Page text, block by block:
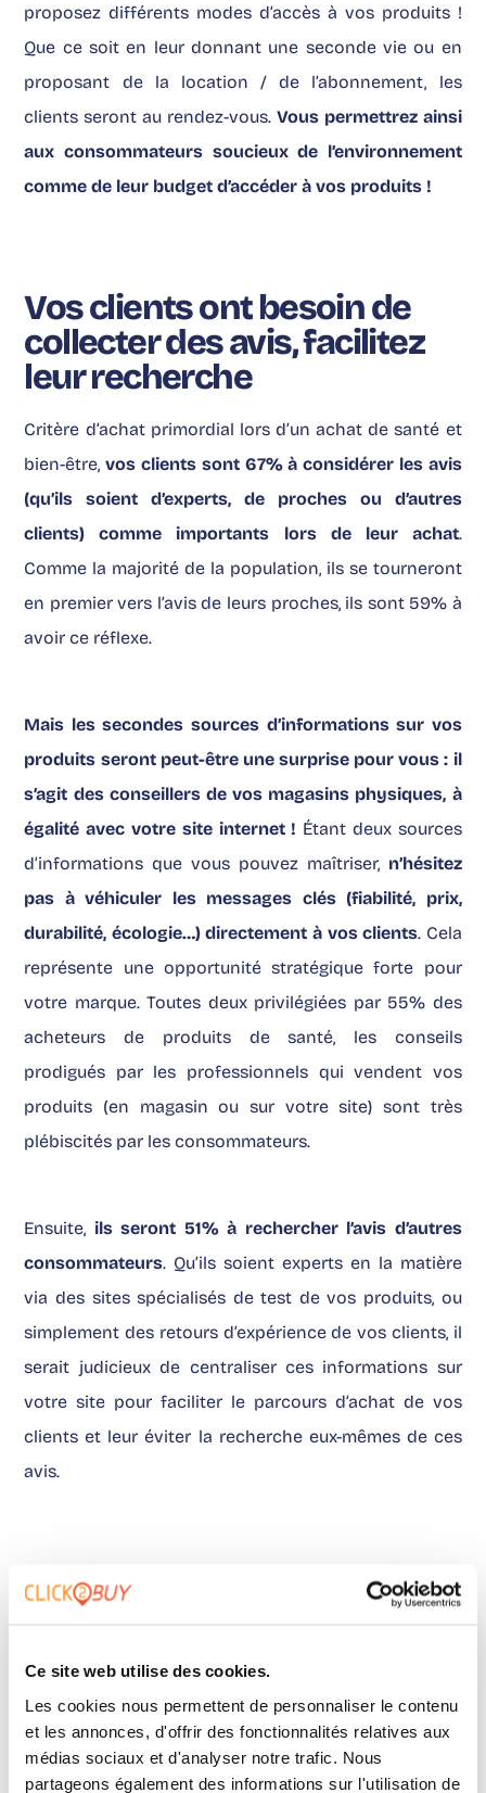
Ce site web utilise des cookies.
Les cookies nous permettent de personnaliser le contenu
et les annonces, d'offrir des fonctionnalités relatives aux
médias sociaux et d'analyser notre trafic. Nous
partageons également des informations sur l'utilisation de
proposez différents modes d’accès à vos produits !
Que ce soit en leur donnant une seconde vie ou en
proposant de la location / de l’abonnement, les
clients seront au rendez-vous. Vous permettrez ainsi
aux consommateurs soucieux de l’environnement
comme de leur budget d’accéder à vos produits !
Vos clients ont besoin de
collecter des avis, facilitez
leur recherche
Critère d’achat primordial lors d’un achat de santé et
bien-être,vos clients sont 67% à considérer les avis
(qu’ils soient d’experts, de proches ou d’autres
clients) comme importants lors de leur achat.
Comme la majorité de la population, ils se tourneront
en premier vers l’avis de leurs proches, ils sont 59% à
avoir ce réflexe.
Mais les secondes sources d’informations sur vos
produits seront peut-être une surprise pour vous : il
s’agit des conseillers de vos magasins physiques, à
égalité avec votre site internet ! Étant deux sources
d’informations que vous pouvez maîtriser, n’hésitez
pas à véhiculer les messages clés (fiabilité, prix,
durabilité, écologie…) directement à vos clients. Cela
représente une opportunité stratégique forte pour
votre marque. Toutes deux privilégiées par 55% des
acheteurs de produits de santé, les conseils
prodigués par les professionnels qui vendent vos
produits (en magasin ou sur votre site) sont très
plébiscités par les consommateurs.
Ensuite, ils seront 51% à rechercher l’avis d’autres
consommateurs. Qu’ils soient experts en la matière
via des sites spécialisés de test de vos produits, ou
simplement des retours d’expérience de vos clients, il
serait judicieux de centraliser ces informations sur
votre site pour faciliter le parcours d’achat de vos
clients et leur éviter la recherche eux-mêmes de ces
avis.
Optimisez au maximum
clients
Terme de plus en plus utilisé,l’expérience client sous-
entend ici tous les services additionnels qui
gravitent autour de l’achat de vos prospects.